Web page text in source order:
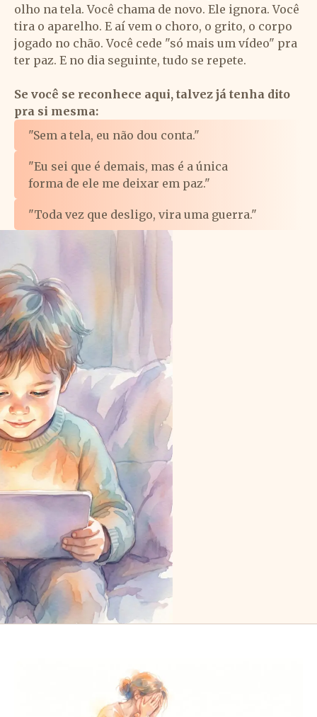
olho na tela. Você chama de novo. Ele ignora. Você
tira o aparelho. E aí vem o choro, o grito, o corpo
jogado no chão. Você cede "só mais um vídeo" pra
ter paz. E no dia seguinte, tudo se repete.
Se você se reconhece aqui, talvez já tenha dito
pra si mesma:
"Sem a tela, eu não dou conta."
"Eu sei que é demais, mas é a única
forma de ele me deixar em paz."
"Toda vez que desligo, vira uma guerra."